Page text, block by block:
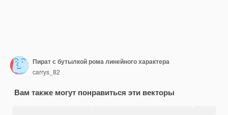
Пират с бутылкой рома линейного характера
carrys_82
Вам также могут понравиться эти векторы